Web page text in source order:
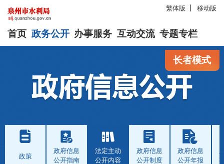
繁体版 移动版
首页 政务公开 办事服务 互动交流 专题专栏
长者模式
政策
政府信息
公开指南
法定主动
公开内容
政府信息
公开制度
政府信息
公开年报